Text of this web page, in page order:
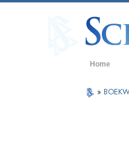
Home
»